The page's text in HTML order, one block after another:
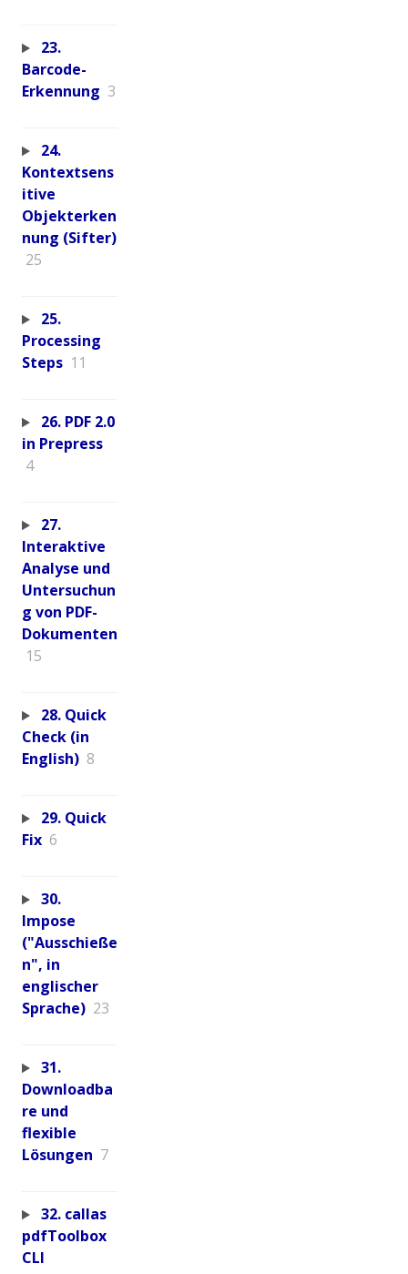
23.
Barcode-
Erkennung 3
24.
Kontextsens
itive
Objekterken
nung (Sifter)
25
25.
Processing
Steps 11
26. PDF 2.0
in Prepress
4
27.
Interaktive
Analyse und
Untersuchun
g von PDF-
Dokumenten
15
28. Quick
Check (in
English) 8
29. Quick
Fix 6
30.
Impose
("Ausschieße
n", in
englischer
Sprache) 23
31.
Downloadba
re und
flexible
Lösungen 7
32. callas
pdfToolbox
CLI